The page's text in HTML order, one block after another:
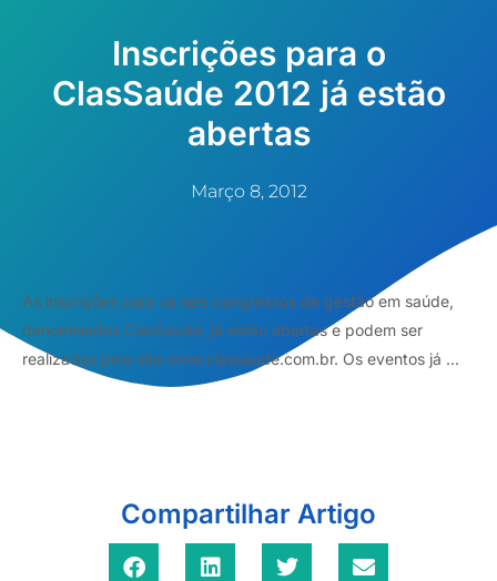
Inscrições para o
ClasSaúde 2012 já estão
abertas
Março 8, 2012
As inscrições para os seis congressos de gestão em saúde,
denominados ClasSaúde, já estão abertas e podem ser
realizadas pelo site www.classaude.com.br. Os eventos já ...
Compartilhar Artigo